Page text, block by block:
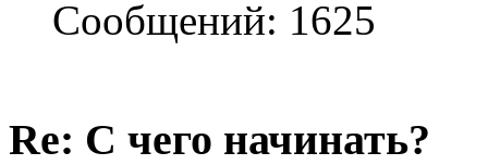
Сообщений: 1625
Re: С чего начинать?